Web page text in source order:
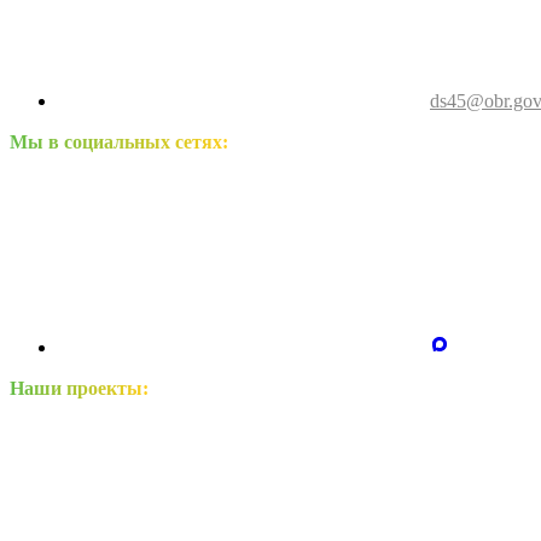
Мы в социальных сетях:
Наши проекты: